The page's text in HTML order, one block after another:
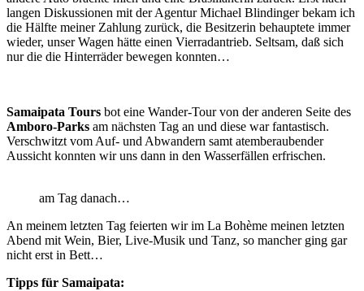
langen Diskussionen mit der Agentur Michael Blindinger bekam ich
die Hälfte meiner Zahlung zurück, die Besitzerin behauptete immer
wieder, unser Wagen hätte einen Vierradantrieb. Seltsam, daß sich
nur die die Hinterräder bewegen konnten…
Samaipata Tours bot eine Wander-Tour von der anderen Seite des
Amboro-Parks am nächsten Tag an und diese war fantastisch.
Verschwitzt vom Auf- und Abwandern samt atemberaubender
Aussicht konnten wir uns dann in den Wasserfällen erfrischen.
am Tag danach…
An meinem letzten Tag feierten wir im La Bohème meinen letzten
Abend mit Wein, Bier, Live-Musik und Tanz, so mancher ging gar
nicht erst in Bett…
Tipps für Samaipata: